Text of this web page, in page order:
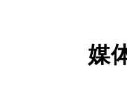
媒